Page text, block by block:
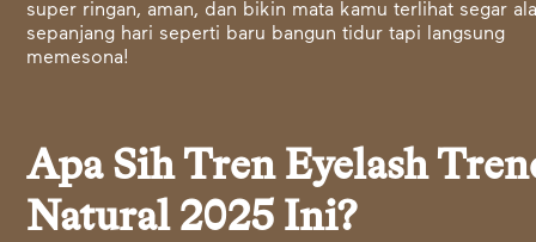
super ringan, aman, dan bikin mata kamu terlihat segar
sepanjang hari seperti baru bangun tidur tapi langsung
memesona!
Apa Sih Tren Eyelash
Natural 2025 Ini?